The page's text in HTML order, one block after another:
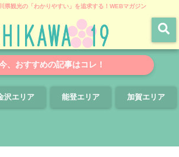
県観光の「わかりやすい」を追求する！WEBマガジン
、おすすめの記事はコレ！
沢エリア 能登エリア 加賀エリア